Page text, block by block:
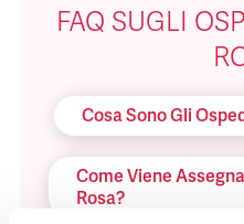
FAQ SUGLI
Cosa Sono Gli
Come Viene
Rosa?